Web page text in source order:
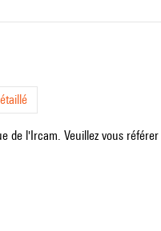
de l'Ircam. Veuillez vous